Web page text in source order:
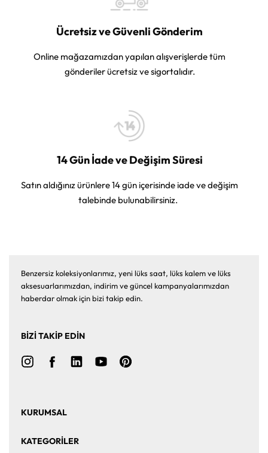
Ücretsiz ve Güvenli Gönderim
Online mağazamızdan yapılan alışverişlerde tüm
gönderiler ücretsiz ve sigortalıdır.
14 Gün İade ve Değişim Süresi
Satın aldığınız ürünlere 14 gün içerisinde iade ve değişim
talebinde bulunabilirsiniz.
Benzersiz koleksiyonlarımız, yeni lüks saat, lüks kalem ve lüks
aksesuarlarımızdan, indirim ve güncel kampanyalarımızdan
haberdar olmak için bizi takip edin.
BİZİ TAKİP EDİN
KURUMSAL
KATEGORİLER